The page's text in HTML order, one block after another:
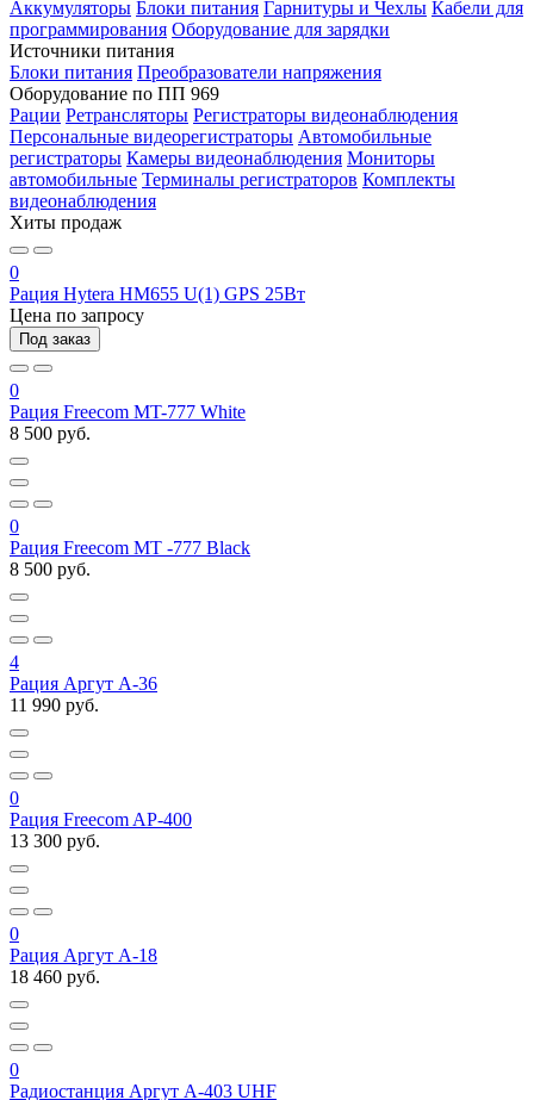
Аккумуляторы Блоки питания Гарнитуры и Чехлы Кабели для
программирования Оборудование для зарядки
Источники питания
Блоки питания Преобразователи напряжения
Оборудование по ПП 969
Рации Ретрансляторы Регистраторы видеонаблюдения
Персональные видеорегистраторы Автомобильные
регистраторы Камеры видеонаблюдения Мониторы
автомобильные Терминалы регистраторов Комплекты
видеонаблюдения
Хиты продаж
0
Рация Hytera HM655 U(1) GPS 25Вт
Цена по запросу
Под заказ
0
Рация Freecom MT-777 White
8 500 руб.
0
Рация Freecom МТ -777 Black
8 500 руб.
4
Рация Аргут А-36
11 990 руб.
0
Рация Freecom AP-400
13 300 руб.
0
Рация Аргут А-18
18 460 руб.
0
Радиостанция Аргут А-403 UHF